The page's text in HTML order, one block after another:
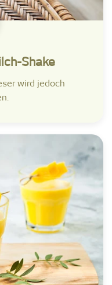
Shake
wird jedoch